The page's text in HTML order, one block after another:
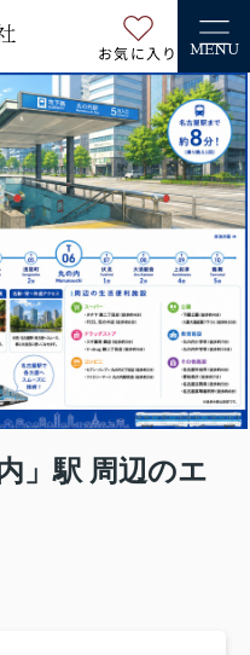
お気に入り MENU
」駅 周辺のエ